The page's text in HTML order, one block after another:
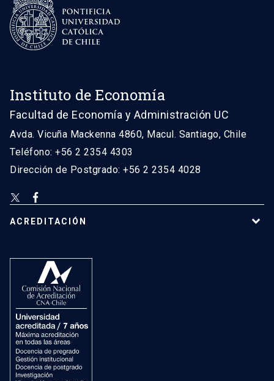
Instituto de Economía
Facultad de Economía y Administración UC
Avda. Vicuña Mackenna 4860, Macul. Santiago, Chile
Teléfono: +56 2 2354 4303
Dirección de Postgrado: +56 2 2354 4028
ACREDITACIÓN